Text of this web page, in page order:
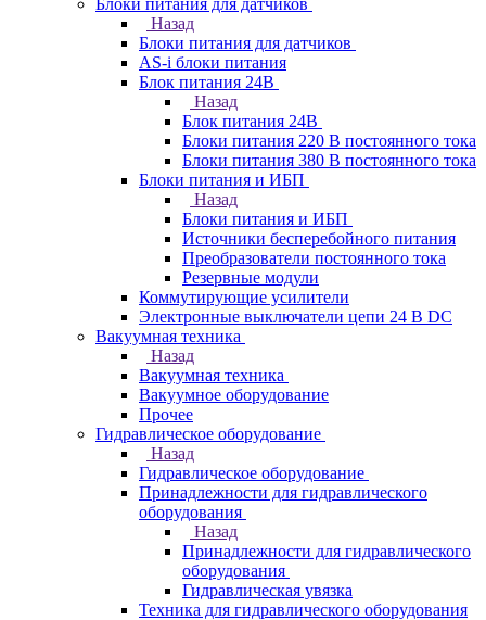
Блоки питания для датчиков
Назад
Блоки питания для датчиков
AS-i блоки питания
Блок питания 24В
Назад
Блок питания 24В
Блоки питания 220 В постоянного тока
Блоки питания 380 В постоянного тока
Блоки питания и ИБП
Назад
Блоки питания и ИБП
Источники бесперебойного питания
Преобразователи постоянного тока
Резервные модули
Коммутирующие усилители
Электронные выключатели цепи 24 В DC
Вакуумная техника
Назад
Вакуумная техника
Вакуумное оборудование
Прочее
Гидравлическое оборудование
Назад
Гидравлическое оборудование
Принадлежности для гидравлического
оборудования
Назад
Принадлежности для гидравлического
оборудования
Гидравлическая увязка
Техника для гидравлического оборудования